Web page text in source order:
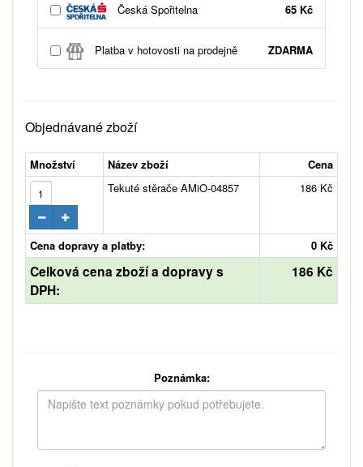
Česká Spořitelna 65 Kč
Platba v hotovosti na prodejně ZDARMA
Objednávané zboží
Množství Název zboží
Cena
Tekuté stěrače AMiO-04857
186 Kč
Cena dopravy a platby: 0 Kč
Celková cena zboží a dopravy s
DPH:
186 Kč
Poznámka: